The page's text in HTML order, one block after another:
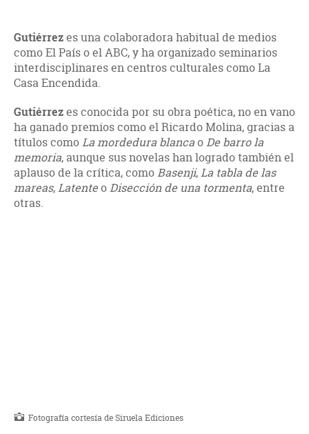
Gutiérrezes una colaboradora habitual de medios
como El País o el ABC, y ha organizado seminarios
interdisciplinares en centros culturales como La
Casa Encendida.
Gutiérrezes conocida por su obra poética, no en vano
ha ganado premios como el Ricardo Molina, gracias a
títulos comoLa mordedura blancaoDe barro la
memoria, aunque sus novelas han logrado también el
aplauso de la crítica, comoBasenji,La tabla de las
mareas,LatenteoDisección de una tormenta, entre
otras.
Fotografía cortesía de Siruela Ediciones